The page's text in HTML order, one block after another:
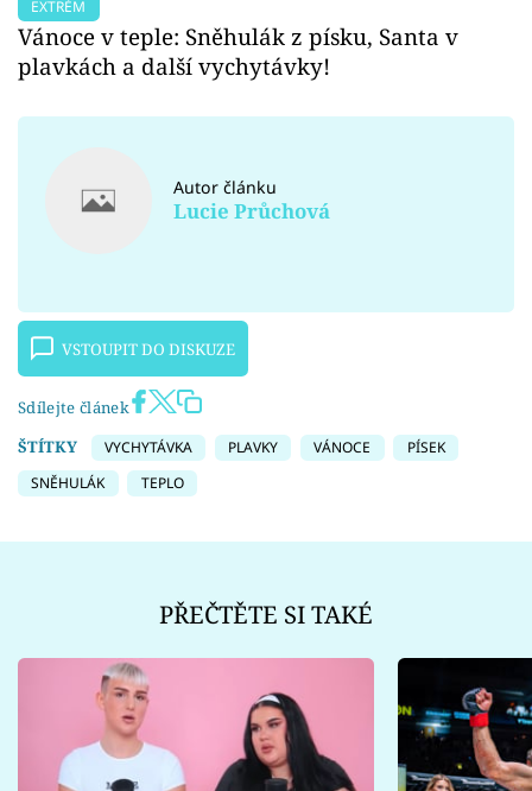
EXTRÉM
Vánoce v teple: Sněhulák z písku, Santa v
plavkách a další vychytávky!
Autor článku
Lucie Průchová
VSTOUPIT DO DISKUZE
Sdílejte článek
ŠTÍTKY
VYCHYTÁVKA PLAVKY VÁNOCE
PÍSEK
SNĚHULÁK
TEPLO
PŘEČTĚTE SI TAKÉ